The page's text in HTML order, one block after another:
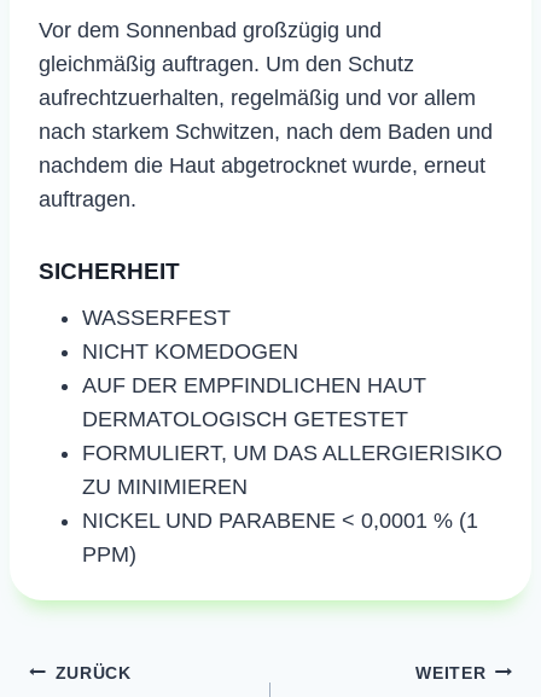
​Vor dem Sonnenbad großzügig und
gleichmäßig auftragen. Um den Schutz
aufrechtzuerhalten, regelmäßig und vor allem
nach starkem Schwitzen, nach dem Baden und
nachdem die Haut abgetrocknet wurde, erneut
auftragen.
SICHERHEIT
WASSERFEST
NICHT KOMEDOGEN
AUF DER EMPFINDLICHEN HAUT
DERMATOLOGISCH GETESTET
FORMULIERT, UM DAS ALLERGIERISIKO
ZU MINIMIEREN
NICKEL UND PARABENE < 0,0001 % (1
PPM)
Beitragsnavigation
ZURÜCK WEITER